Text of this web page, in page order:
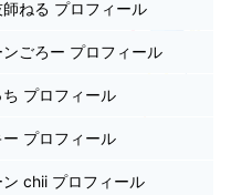
ねる プロフィール
ごろー プロフィール
プロフィール
プロフィール
chii プロフィール